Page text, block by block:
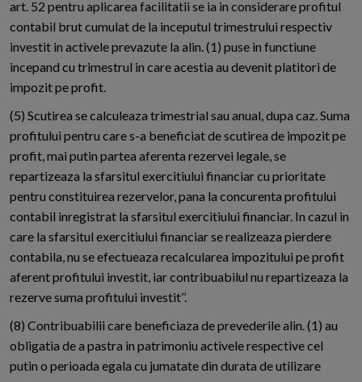
art. 52 pentru aplicarea facilitatii se ia in considerare profitul
contabil brut cumulat de la inceputul trimestrului respectiv
investit in activele prevazute la alin. (1) puse in functiune
incepand cu trimestrul in care acestia au devenit platitori de
impozit pe profit.
(5) Scutirea se calculeaza trimestrial sau anual, dupa caz. Suma
profitului pentru care s-a beneficiat de scutirea de impozit pe
profit, mai putin partea aferenta rezervei legale, se
repartizeaza la sfarsitul exercitiului financiar cu prioritate
pentru constituirea rezervelor, pana la concurenta profitului
contabil inregistrat la sfarsitul exercitiului financiar. In cazul in
care la sfarsitul exercitiului financiar se realizeaza pierdere
contabila, nu se efectueaza recalcularea impozitului pe profit
aferent profitului investit, iar contribuabilul nu repartizeaza la
rezerve suma profitului investit’’.
(8) Contribuabilii care beneficiaza de prevederile alin. (1) au
obligatia de a pastra in patrimoniu activele respective cel
putin o perioada egala cu jumatate din durata de utilizare